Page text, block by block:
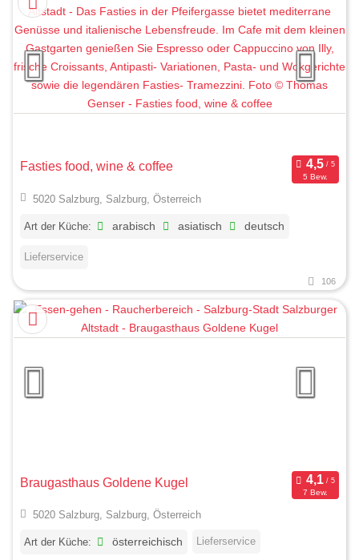
Fasties food, wine & coffee
5 Bew.
5020 Salzburg, Salzburg, Österreich
Art der Küche: arabisch asiatisch deutsch
Lieferservice
106
Braugasthaus Goldene Kugel
7 Bew.
5020 Salzburg, Salzburg, Österreich
Art der Küche: österreichisch Lieferservice